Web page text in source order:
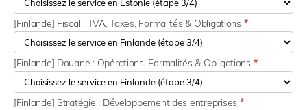
[Finlande] Fiscal : TVA, Taxes, Formalités & Obligations *
[Finlande] Douane : Opérations, Formalités & Obligations *
[Finlande] Stratégie : Développement des entreprises *